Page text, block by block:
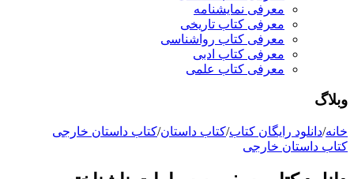
معرفی نمایشنامه
معرفی کتاب تاریخی
معرفی کتاب رواشناسی
معرفی کتاب ادبی
معرفی کتاب علمی
وبلاگ
خانه/دانلود رایگان کتاب/کتاب داستان/کتاب داستان خارجی
کتاب داستان خارجی